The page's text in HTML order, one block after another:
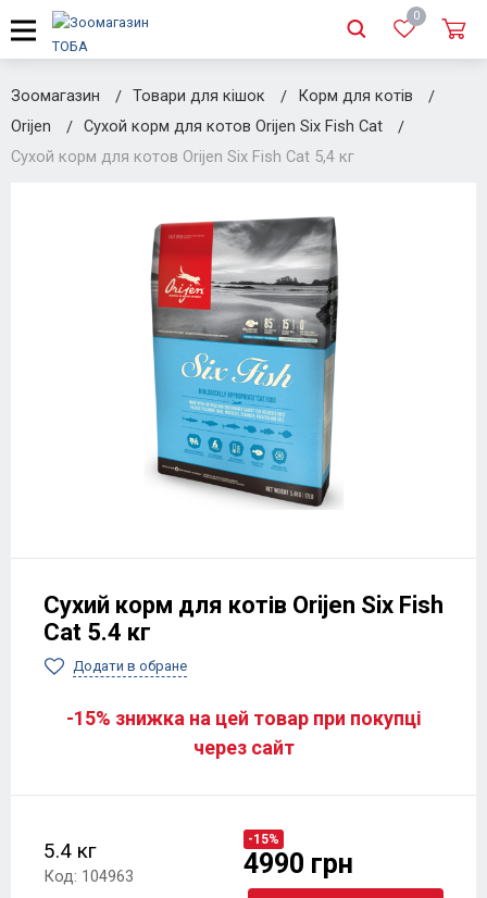
0
Зоомагазин Товари для кішок
Корм для котів
Orijen
Сухой корм для котов Orijen Six Fish Cat
Сухой корм для котов Orijen Six Fish Cat 5,4 кг
Сухий корм для котів Orijen Six Fish
Cat 5.4 кг
Додати в обране
-15% знижка на цей товар при покупці
через сайт
5.4 кг
Код: 104963
-15%
4990 грн